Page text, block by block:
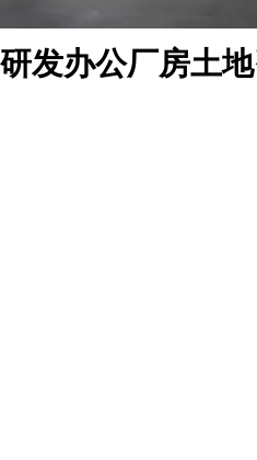
研发办公厂房土